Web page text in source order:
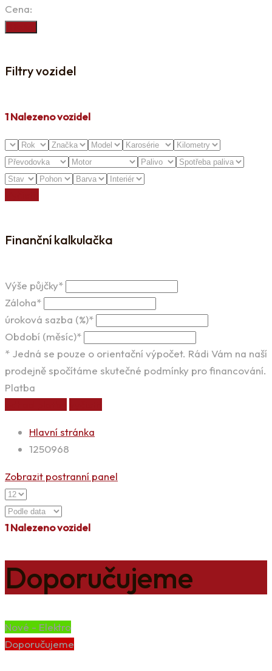
Cena:
Filtry vozidel
1Nalezeno vozidel
Finanční kalkulačka
Výše půjčky*
Záloha*
úroková sazba (%)*
Období (měsíc)*
* Jedná se pouze o orientační výpočet. Rádi Vám na naší
prodejně spočítáme skutečné podmínky pro financování.
Platba
Hlavní stránka
1250968
Zobrazit postranní panel
1Nalezeno vozidel
Doporučujeme
Nové - Elektro
Doporučujeme